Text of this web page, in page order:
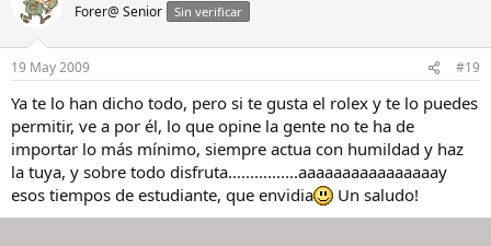
Todo eso lo podría haber vivido con un casio, con un tudor o con un
patek; pero yo el que quería era un rolex.
Have fun with rolex
Forer@ Senior Sin verificar
19 May 2009 #19
Ya te lo han dicho todo, pero si te gusta el rolex y te lo puedes
permitir, ve a por él, lo que opine la gente no te ha de
importar lo más mínimo, siempre actua con humildad y haz
la tuya, y sobre todo disfruta................aaaaaaaaaaaaaaaay
esos tiempos de estudiante, que envidia
Un saludo!